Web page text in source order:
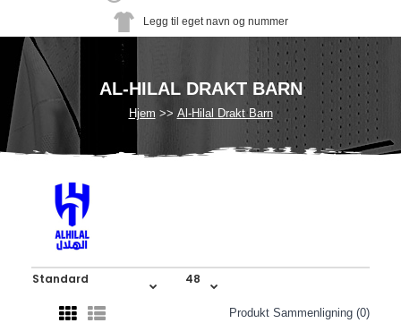
Legg til eget navn og nummer
AL-HILAL DRAKT BARN
Hjem Al-Hilal Drakt Barn
Produkt Sammenligning (0)